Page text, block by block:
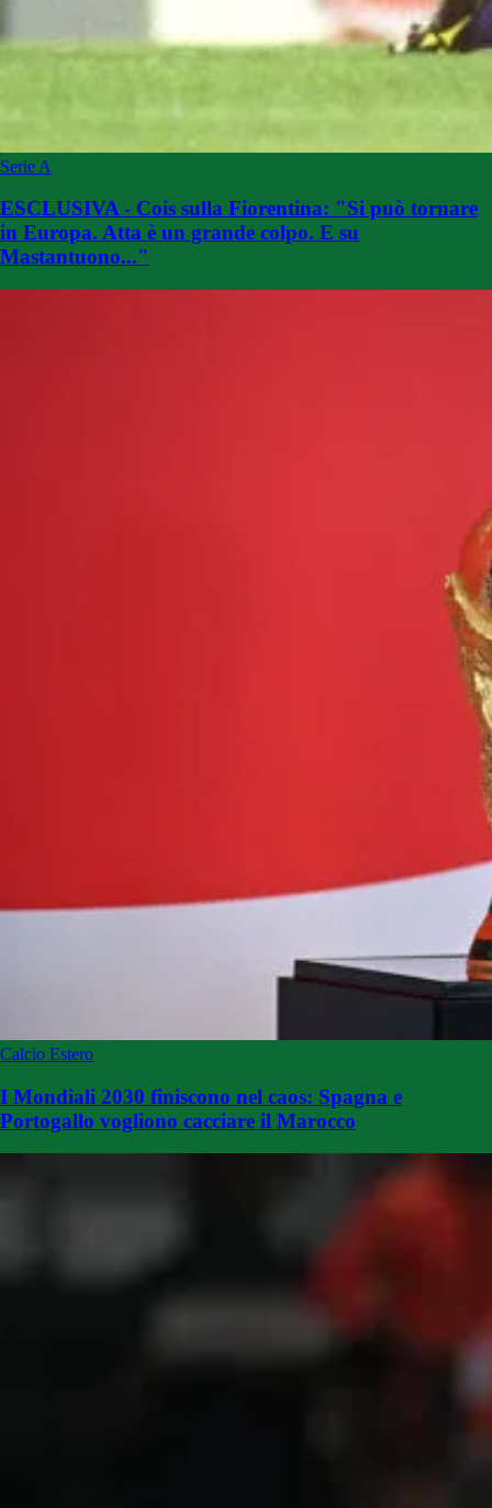
Serie A
ESCLUSIVA - Cois sulla Fiorentina: "Si può tornare
in Europa. Atta è un grande colpo. E su
Mastantuono..."
Calcio Estero
I Mondiali 2030 finiscono nel caos: Spagna e
Portogallo vogliono cacciare il Marocco